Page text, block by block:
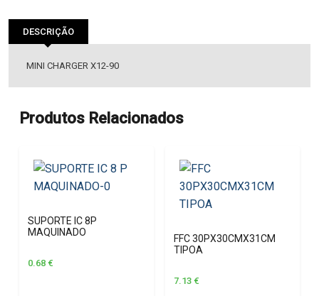
DESCRIÇÃO
MINI CHARGER X12-90
Produtos Relacionados
SUPORTE IC 8P
MAQUINADO
0.68 €
FFC 30PX30CMX31CM
TIPOA
7.13 €